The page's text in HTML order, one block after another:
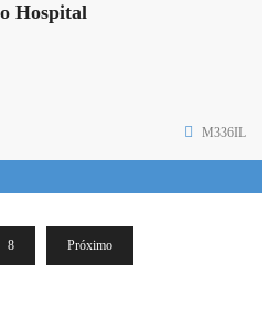
Hospital
M336IL
8 Próximo